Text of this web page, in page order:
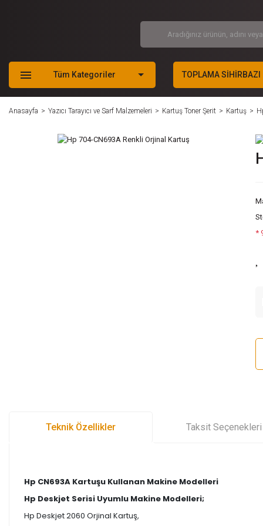
Tüm Kategoriler TOPLAMA SİHİRBAZI
Anasayfa Yazıcı Tarayıcı ve Sarf Malzemeleri Kartuş Toner Şerit Kartuş
*
Teknik Özellikler Taksit Seçenekleri
Hp CN693A Kartuşu Kullanan Makine Modelleri
Hp Deskjet Serisi Uyumlu Makine Modelleri;
Hp Deskjet 2060 Orjinal Kartuş,